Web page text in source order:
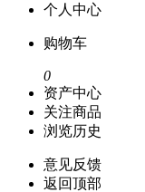
个人中心
购物车
0
资产中心
关注商品
浏览历史
意见反馈
返回顶部